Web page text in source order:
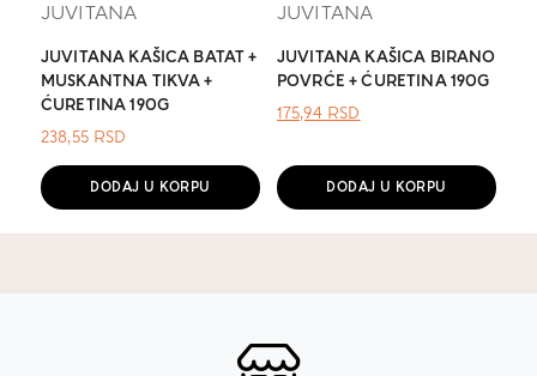
JUVITANA
JUVITANA KAŠICA BATAT +
MUSKANTNA TIKVA +
ĆURETINA 190G
238,55 RSD
DODAJ U KORPU
JUVITANA
JUVITANA KAŠICA BIRANO
POVRĆE + ĆURETINA 190G
ОРИГИНАЛНА
БИЛА:
.
175,94 RSD
175,94 RSD.
DODAJ U KORPU